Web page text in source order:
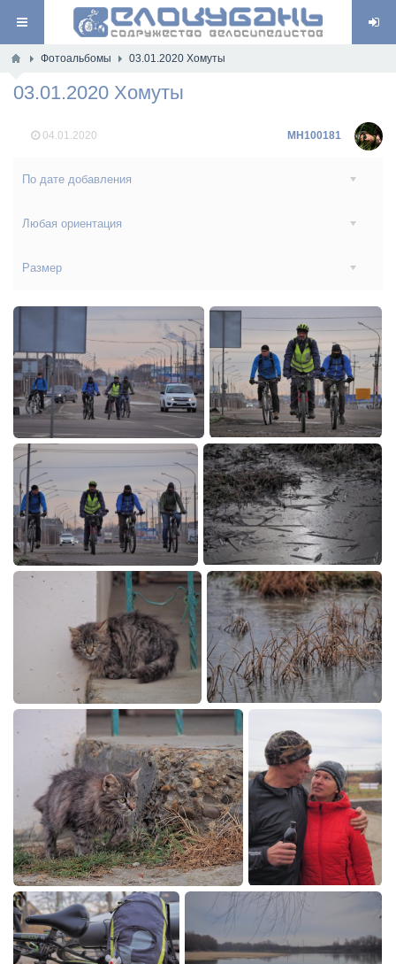
Фотоальбомы 03.01.2020 Хомуты
03.01.2020 Хомуты
04.01.2020 MH100181
По дате добавления
Любая ориентация
Размер